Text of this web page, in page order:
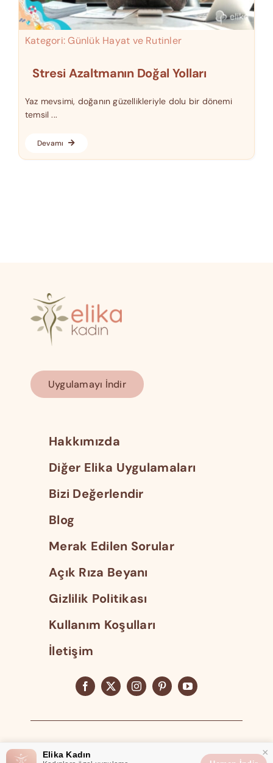
Kategori:Günlük Hayat ve Rutinler
Stresi Azaltmanın Doğal Yolları
Yaz mevsimi, doğanın güzellikleriyle dolu bir dönemi
temsil ...
Devamı
Uygulamayı İndir
Hakkımızda
Diğer Elika Uygulamaları
Bizi Değerlendir
Blog
Merak Edilen Sorular
Açık Rıza Beyanı
Gizlilik Politikası
Kullanım Koşulları
İletişim
Tüm Hakları Saklıdır 2023
×
Elika Kadın